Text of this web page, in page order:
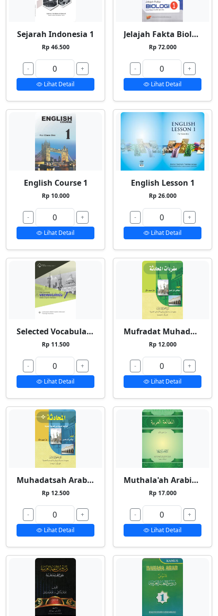
Sejarah Indonesia 1
Rp 46.500
-
+
Lihat Detail
Jelajah Fakta Biologi 1
Rp 72.000
-
+
Lihat Detail
English Course 1
Rp 10.000
-
+
Lihat Detail
English Lesson 1
Rp 26.000
-
+
Lihat Detail
Selected Vocabularies 1
Rp 11.500
-
+
Lihat Detail
Mufradat Muhadatsah
Rp 12.000
-
+
Lihat Detail
Muhadatsah Arabiyyah
Rp 12.500
-
+
Lihat Detail
Muthala'ah Arabiyyah
Rp 17.000
-
+
Lihat Detail